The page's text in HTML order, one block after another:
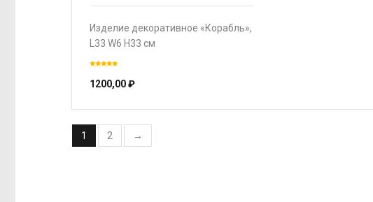
Изделие декоративное «Корабль»,
L33 W6 H33 см
1200,00₽
1 2 →